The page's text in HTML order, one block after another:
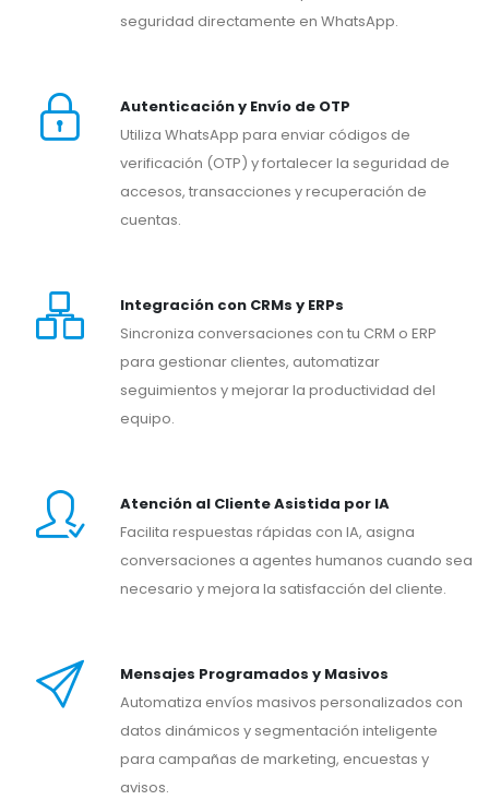
seguridad directamente en WhatsApp.
Autenticación y Envío de OTP
Utiliza WhatsApp para enviar códigos de
verificación (OTP) y fortalecer la seguridad de
accesos, transacciones y recuperación de
cuentas.
Integración con CRMs y ERPs
Sincroniza conversaciones con tu CRM o ERP
para gestionar clientes, automatizar
seguimientos y mejorar la productividad del
equipo.
Atención al Cliente Asistida por IA
Facilita respuestas rápidas con IA, asigna
conversaciones a agentes humanos cuando sea
necesario y mejora la satisfacción del cliente.
Mensajes Programados y Masivos
Automatiza envíos masivos personalizados con
datos dinámicos y segmentación inteligente
para campañas de marketing, encuestas y
avisos.